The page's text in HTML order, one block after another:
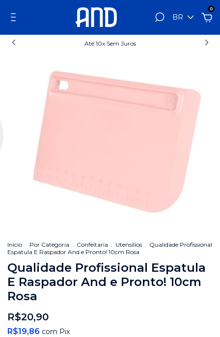
BR
0
Até 10x Sem Juros
Início . Por Categoria . Confeitaria . Utensílios . Qualidade Profissional
Espatula E Raspador And e Pronto! 10cm Rosa
Qualidade Profissional Espatula
E Raspador And e Pronto! 10cm
Rosa
R$20,90
R$19,86 com Pix